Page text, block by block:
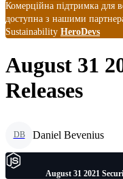
Комерційна підтримка для
доступна з нашими
Sustainability HeroDevs
August 31
Releases
DB Daniel Bevenius
August 31 2021